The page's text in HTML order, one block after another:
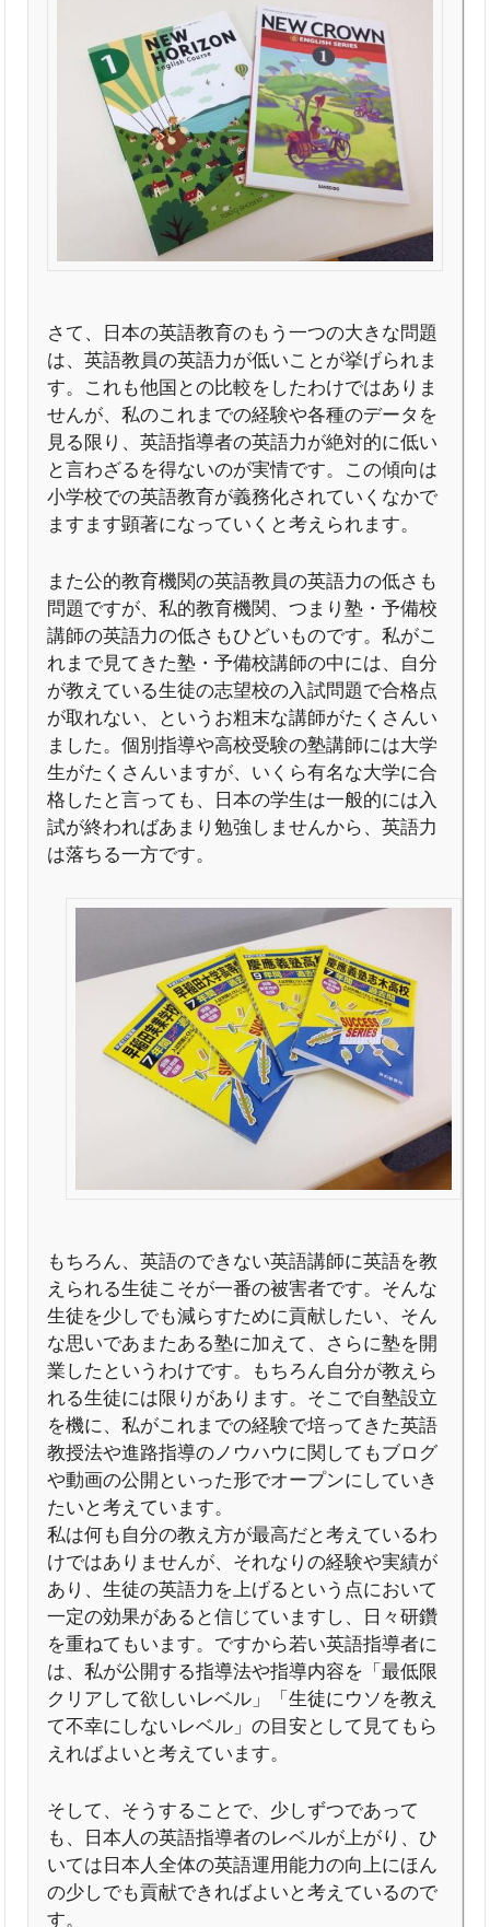
さて、日本の英語教育のもう一つの大きな問題
は、英語教員の英語力が低いことが挙げられま
す。これも他国との比較をしたわけではありま
せんが、私のこれまでの経験や各種のデータを
見る限り、英語指導者の英語力が絶対的に低い
と言わざるを得ないのが実情です。この傾向は
小学校での英語教育が義務化されていくなかで
ますます顕著になっていくと考えられます。
また公的教育機関の英語教員の英語力の低さも
問題ですが、私的教育機関、つまり塾・予備校
講師の英語力の低さもひどいものです。私がこ
れまで見てきた塾・予備校講師の中には、自分
が教えている生徒の志望校の入試問題で合格点
が取れない、というお粗末な講師がたくさんい
ました。個別指導や高校受験の塾講師には大学
生がたくさんいますが、いくら有名な大学に合
格したと言っても、日本の学生は一般的には入
試が終わればあまり勉強しませんから、英語力
は落ちる一方です。
もちろん、英語のできない英語講師に英語を教
えられる生徒こそが一番の被害者です。そんな
生徒を少しでも減らすために貢献したい、そん
な思いであまたある塾に加えて、さらに塾を開
業したというわけです。もちろん自分が教えら
れる生徒には限りがあります。そこで自塾設立
を機に、私がこれまでの経験で培ってきた英語
教授法や進路指導のノウハウに関してもブログ
や動画の公開といった形でオープンにしていき
たいと考えています。
私は何も自分の教え方が最高だと考えているわ
けではありませんが、それなりの経験や実績が
あり、生徒の英語力を上げるという点において
一定の効果があると信じていますし、日々研鑽
を重ねてもいます。ですから若い英語指導者に
は、私が公開する指導法や指導内容を「最低限
クリアして欲しいレベル」「生徒にウソを教え
て不幸にしないレベル」の目安として見てもら
えればよいと考えています。
そして、そうすることで、少しずつであって
も、日本人の英語指導者のレベルが上がり、ひ
いては日本人全体の英語運用能力の向上にほん
の少しでも貢献できればよいと考えているので
す。